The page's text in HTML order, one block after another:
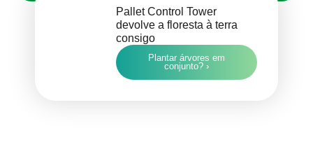
Pallet Control Tower
devolve a floresta à terra
consigo
Plantar árvores em
conjunto? ›